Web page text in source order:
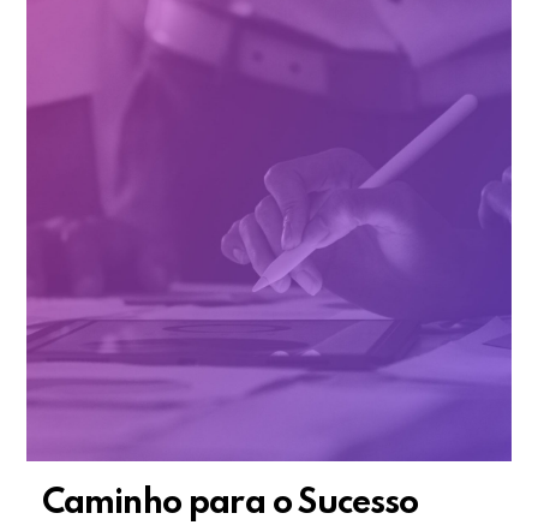
Caminho para o Sucesso